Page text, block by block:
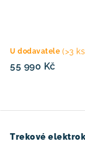
U dodavatele (>3
55 990 Kč
Trekové